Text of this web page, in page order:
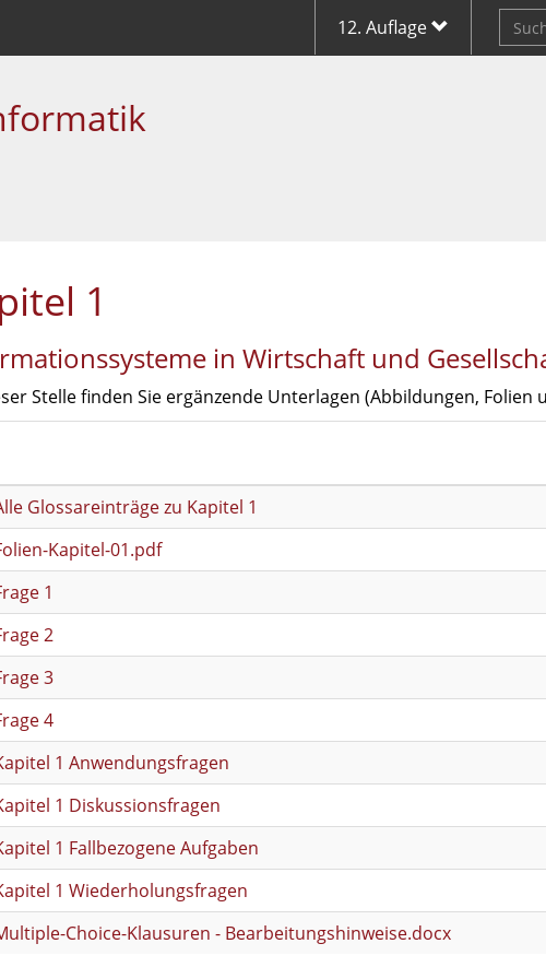
12. Auflage
1
in Wirtschaft und
Stelle finden Sie ergänzende Unterlagen (Abbildungen, Folien
Glossareinträge zu Kapitel 1
Kapitel-01.pdf
1
2
3
4
1 Anwendungsfragen
1 Diskussionsfragen
1 Fallbezogene Aufgaben
1 Wiederholungsfragen
Choice-Klausuren - Bearbeitungshinweise.docx